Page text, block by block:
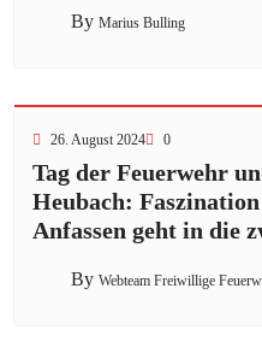
By Marius Bulling
26. August 2024 0
Tag der Feuerwehr
Heubach:
Anfassen geht in die
By Webteam Freiwillige